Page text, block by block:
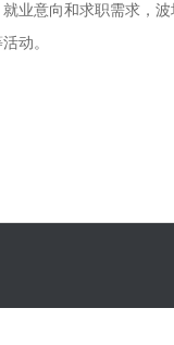
业意向和求职需求，
动。